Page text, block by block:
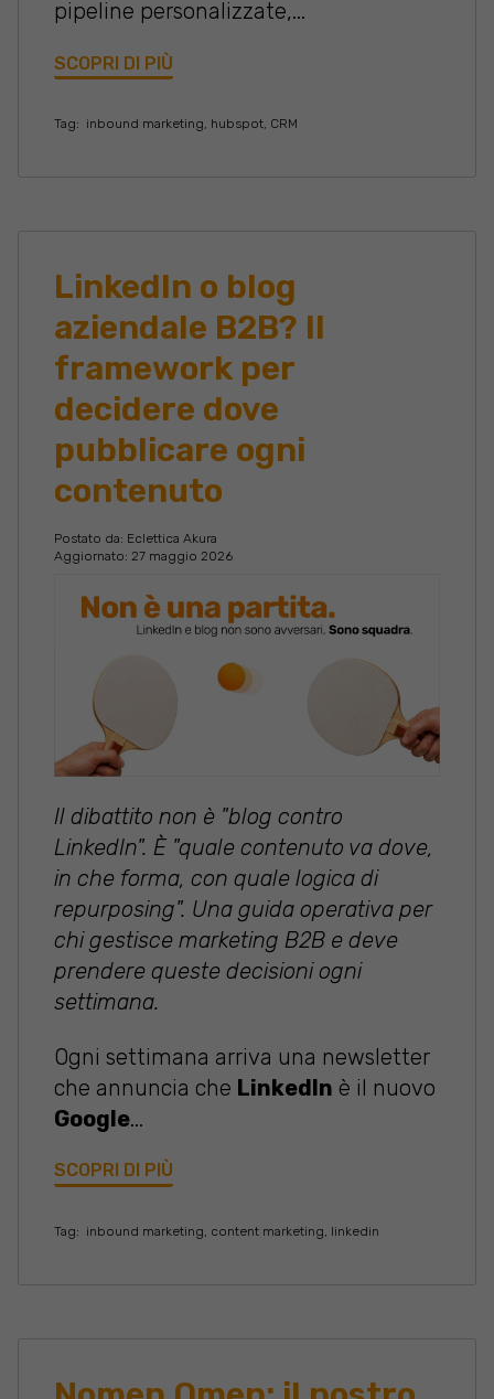
pipeline personalizzate,...
SCOPRI DI PIÙ
Tag: inbound marketing, hubspot, CRM
LinkedIn o blog
aziendale B2B? Il
framework per
decidere dove
pubblicare ogni
contenuto
Postato da: Eclettica Akura
Aggiornato: 27 maggio 2026
Il dibattito non è "blog contro
LinkedIn". È "quale contenuto va dove,
in che forma, con quale logica di
repurposing". Una guida operativa per
chi gestisce marketing B2B e deve
prendere queste decisioni ogni
settimana.
Ogni settimana arriva una newsletter
che annuncia che LinkedIn è il nuovo
Google...
SCOPRI DI PIÙ
Tag: inbound marketing content marketing linkedin